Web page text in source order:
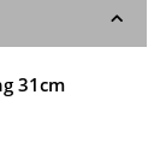
31cm